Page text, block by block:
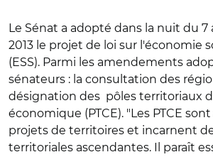
Le Sénat a adopté dans la nuit du
2013 le projet de loi sur l'économie
(ESS). Parmi les amendements
sénateurs : la consultation des
désignation des pôles territoriaux
économique (PTCE). "Les PTCE
projets de territoires et incarnent
territoriales ascendantes. Il paraît